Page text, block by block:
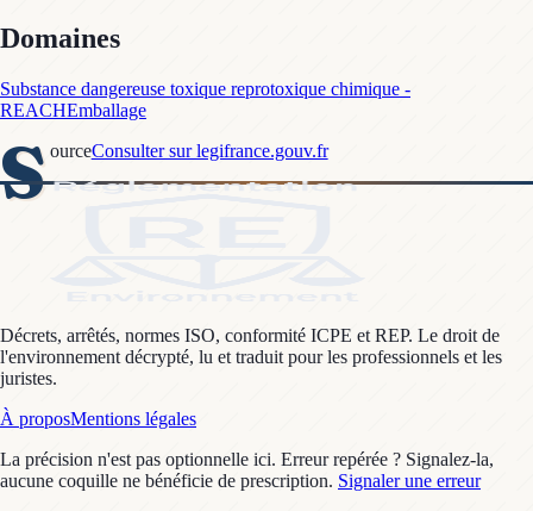
Domaines
Substance dangereuse toxique reprotoxique chimique -
REACHEmballage
S ourceConsulter sur legifrance.gouv.fr
Décrets, arrêtés, normes ISO, conformité ICPE et REP. Le droit de
l'environnement décrypté, lu et traduit pour les professionnels et les
juristes.
À proposMentions légales
La précision n'est pas optionnelle ici. Erreur repérée ? Signalez-la,
aucune coquille ne bénéficie de prescription. Signaler une erreur